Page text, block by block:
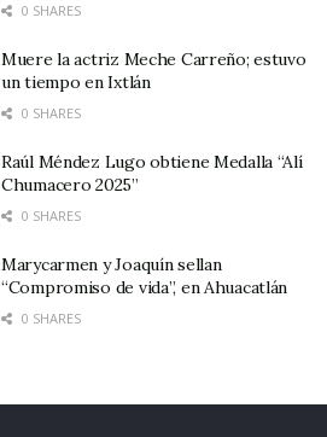
0 SHARES
Muere la actriz Meche Carreño; estuvo
un tiempo en Ixtlán
0 SHARES
Raúl Méndez Lugo obtiene Medalla “Alí
Chumacero 2025”
0 SHARES
Marycarmen y Joaquín sellan
“Compromiso de vida”, en Ahuacatlán
0 SHARES